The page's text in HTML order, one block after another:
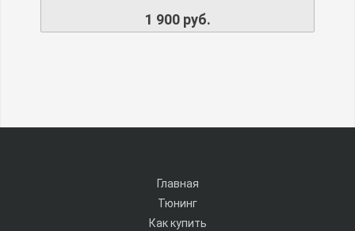
1 900 руб.
Главная
Тюнинг
Как купить